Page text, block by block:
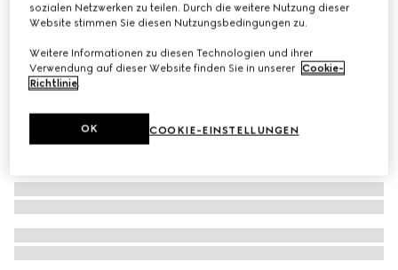
sozialen Netzwerken zu teilen. Durch die weitere Nutzung dieser
Website stimmen Sie diesen Nutzungsbedingungen zu.
Weitere Informationen zu diesen Technologien und ihrer
Verwendung auf dieser Website finden Sie in unserer Cookie-
Richtlinie.
COOKIE-EINSTELLUNGEN
OK